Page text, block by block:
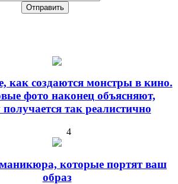
как создаются монстры в кино.
фото наконец объясняют,
так реалистично
4
которые портят ваш
образ